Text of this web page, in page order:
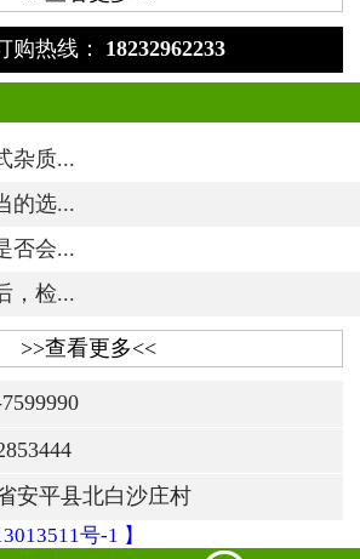
购热线： 18232962233
杂质...
的选...
否会...
，检...
>>查看更多<<
安平县北白沙庄村
号-1 】